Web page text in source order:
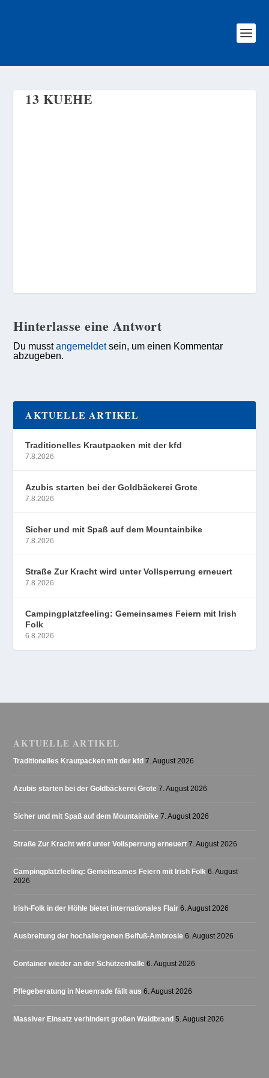
13 KUEHE
Hinterlasse eine Antwort
Du musstangemeldetsein, um einen Kommentar
abzugeben.
AKTUELLE ARTIKEL
Traditionelles Krautpacken mit der kfd
7.8.2026
Azubis starten bei der Goldbäckerei Grote
7.8.2026
Sicher und mit Spaß auf dem Mountainbike
7.8.2026
Straße Zur Kracht wird unter Vollsperrung erneuert
7.8.2026
Campingplatzfeeling: Gemeinsames Feiern mit Irish
Folk
6.8.2026
AKTUELLE ARTIKEL
Traditionelles Krautpacken mit der kfd 7. August 2026
Azubis starten bei der Goldbäckerei Grote 7. August 2026
Sicher und mit Spaß auf dem Mountainbike 7. August 2026
Straße Zur Kracht wird unter Vollsperrung erneuert 7. August 2026
Campingplatzfeeling: Gemeinsames Feiern mit Irish Folk 6. August
2026
Irish-Folk in der Höhle bietet internationales Flair 6. August 2026
Ausbreitung der hochallergenen Beifuß-Ambrosie 6. August 2026
Container wieder an der Schützenhalle 6. August 2026
Pflegeberatung in Neuenrade fällt aus 6. August 2026
Massiver Einsatz verhindert großen Waldbrand 5. August 2026